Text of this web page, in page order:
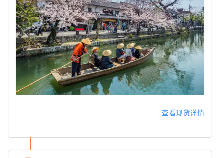
查看现货详情